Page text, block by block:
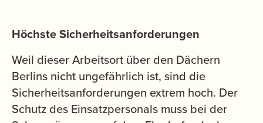
Höchste Sicherheitsanforderungen
Weil dieser Arbeitsort über den Dächern
Berlins nicht ungefährlich ist, sind die
Sicherheitsanforderungen extrem hoch. Der
Schutz des Einsatzpersonals muss bei der